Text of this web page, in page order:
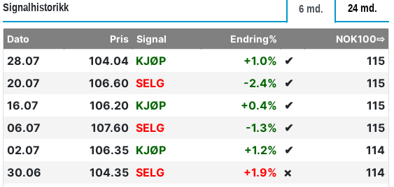
Signalhistorikk 6 md. 24 md.
Dato Pris Signal Endring% NOK100⇨
28.07 104.04 KJØP +1.0% ✔
115
20.07
106.60 SELG -2.4% ✔
115
16.07
106.20 KJØP +0.4% ✔
115
06.07
107.60 SELG -1.3% ✔
115
02.07
106.35 KJØP +1.2% ✔
114
30.06
104.35 SELG +1.9% ❌
114